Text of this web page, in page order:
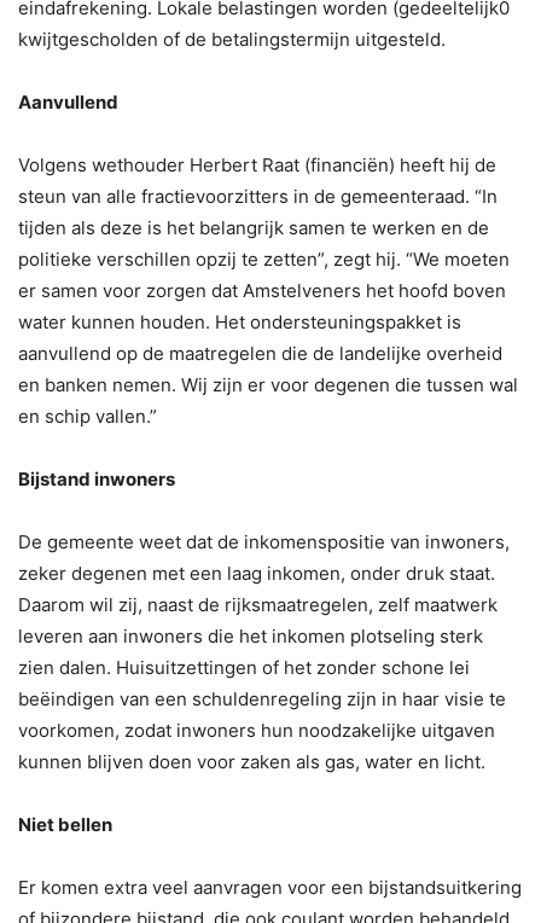
eindafrekening. Lokale belastingen worden (gedeeltelijk0
kwijtgescholden of de betalingstermijn uitgesteld.
Aanvullend
Volgens wethouder Herbert Raat (financiën) heeft hij de
steun van alle fractievoorzitters in de gemeenteraad. “In
tijden als deze is het belangrijk samen te werken en de
politieke verschillen opzij te zetten”, zegt hij. “We moeten
er samen voor zorgen dat Amstelveners het hoofd boven
water kunnen houden. Het ondersteuningspakket is
aanvullend op de maatregelen die de landelijke overheid
en banken nemen. Wij zijn er voor degenen die tussen wal
en schip vallen.”
Bijstand inwoners
De gemeente weet dat de inkomenspositie van inwoners,
zeker degenen met een laag inkomen, onder druk staat.
Daarom wil zij, naast de rijksmaatregelen, zelf maatwerk
leveren aan inwoners die het inkomen plotseling sterk
zien dalen. Huisuitzettingen of het zonder schone lei
beëindigen van een schuldenregeling zijn in haar visie te
voorkomen, zodat inwoners hun noodzakelijke uitgaven
kunnen blijven doen voor zaken als gas, water en licht.
Niet bellen
Er komen extra veel aanvragen voor een bijstandsuitkering
of bijzondere bijstand, die ook coulant worden behandeld.